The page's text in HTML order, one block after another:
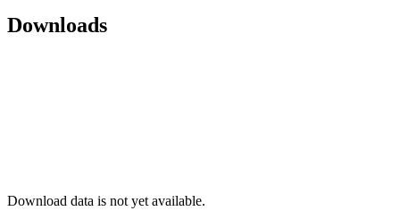
Downloads
Download data is not yet available.